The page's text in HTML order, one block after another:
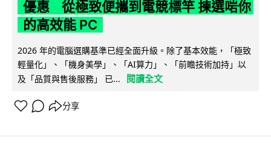
優惠 從極致便攜到電競標竿 揀選啱你
的高效能 PC
2026 年的電腦選購基準已經全面升級。除了基本效能，「極致
輕量化」、「機身美學」、「AI算力」、「前瞻技術加持」以
及「品質與售後服務」 已...
閱讀全文
分享